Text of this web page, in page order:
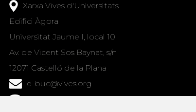
Xarxa Vives d'Universitats
Edifici Àgora
Universitat Jaume I, local 10
Av. de Vicent Sos Baynat, s/n
12071 Castelló de la Plana
e-buc@vives.org
+34 964 72 89 93